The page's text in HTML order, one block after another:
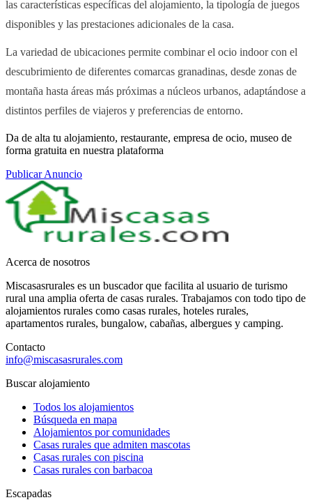
las características específicas del alojamiento, la tipología de juegos
disponibles y las prestaciones adicionales de la casa.
La variedad de ubicaciones permite combinar el ocio indoor con el
descubrimiento de diferentes comarcas granadinas, desde zonas de
montaña hasta áreas más próximas a núcleos urbanos, adaptándose a
distintos perfiles de viajeros y preferencias de entorno.
Da de alta tu alojamiento, restaurante, empresa de ocio, museo de
forma gratuita en nuestra plataforma
Publicar Anuncio
Acerca de nosotros
Miscasasrurales es un buscador que facilita al usuario de turismo
rural una amplia oferta de casas rurales. Trabajamos con todo tipo de
alojamientos rurales como casas rurales, hoteles rurales,
apartamentos rurales, bungalow, cabañas, albergues y camping.
Contacto
info@miscasasrurales.com
Buscar alojamiento
Todos los alojamientos
Búsqueda en mapa
Alojamientos por comunidades
Casas rurales que admiten mascotas
Casas rurales con piscina
Casas rurales con barbacoa
Escapadas